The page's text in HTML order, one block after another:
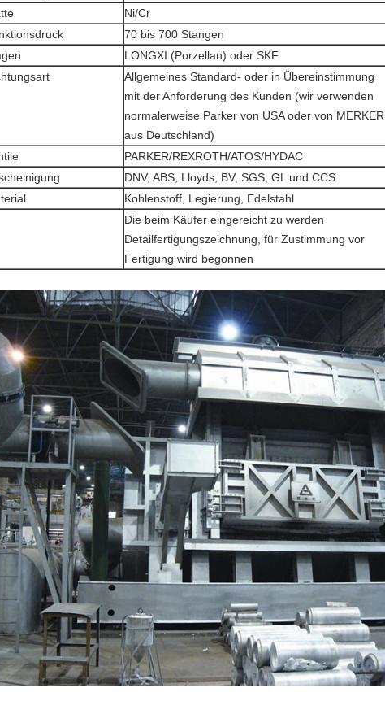
Ni/Cr
70 bis 700 Stangen
LONGXI (Porzellan) oder SKF
Allgemeines Standard- oder in Übereinstimmung
mit der Anforderung des Kunden (wir verwenden
normalerweise Parker von USA oder von MERKER
aus Deutschland)
PARKER/REXROTH/ATOS/HYDAC
DNV, ABS, Lloyds, BV, SGS, GL und CCS
Kohlenstoff, Legierung, Edelstahl
Die beim Käufer eingereicht zu werden
Detailfertigungszeichnung, für Zustimmung vor
Fertigung wird begonnen